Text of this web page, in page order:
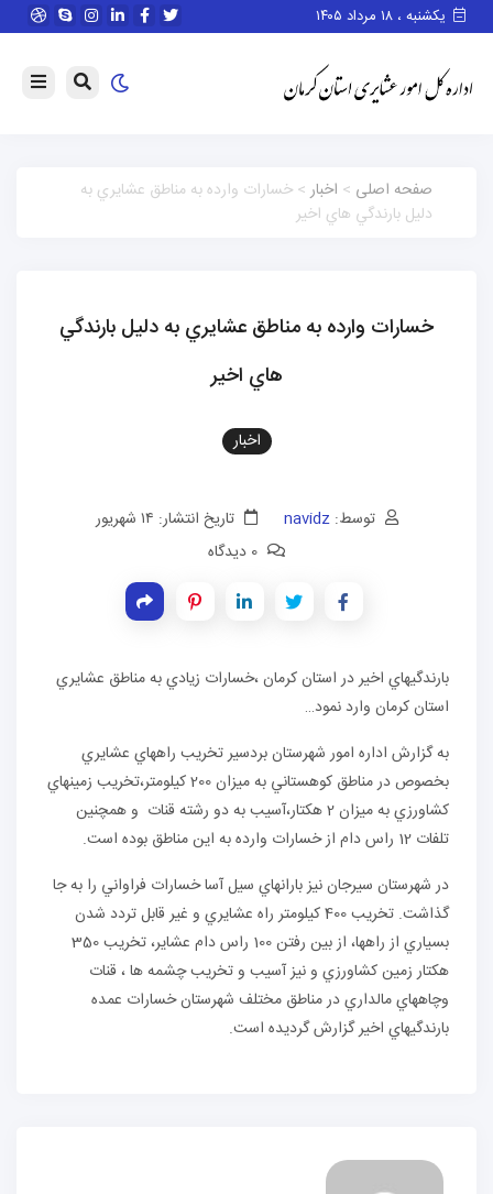
یکشنبه ، ۱۸ مرداد ۱۴۰۵
صفحه اصلی > اخبار> خسارات وارده به مناطق عشايري به
دليل بارندگي هاي اخير
خسارات وارده به مناطق عشايري به دليل بارندگي
هاي اخير
اخبار
توسط:navidz
تاریخ انتشار: ۱۴ شهریور
بارندگيهاي اخير در استان كرمان ،خسارات زيادي به مناطق عشايري
استان كرمان وارد نمود…
به گزارش اداره امور شهرستان بردسير تخريب راههاي عشايري
بخصوص در مناطق كوهستاني به ميزان 200 كيلومتر،تخريب زمينهاي
كشاورزي به ميزان 2 هكتار،آسيب به دو رشته قنات و همچنين
تلفات 12 راس دام از خسارات وارده به اين مناطق بوده است.
در شهرستان سيرجان نيز بارانهاي سيل آسا خسارات فراواني را به جا
گذاشت. تخريب 400 كيلومتر راه عشايري و غير قابل تردد شدن
بسياري از راهها، از بين رفتن 100 راس دام عشاير، تخريب 350
هكتار زمين كشاورزي و نيز آسيب و تخريب چشمه ها ، قنات
وچاههاي مالداري در مناطق مختلف شهرستان خسارات عمده
بارندگيهاي اخير گزارش گرديده است.